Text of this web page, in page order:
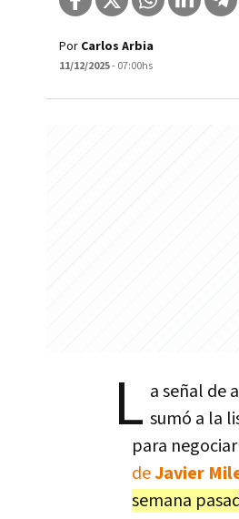
Por Carlos Arbia
11/12/2025- 07:00hs
L a señal de
sumó a la
para
deJavier
semana